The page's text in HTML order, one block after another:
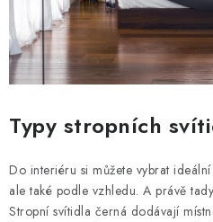
Typy stropních
Do interiéru si můžete vybrat
ale také podle vzhledu. A právě
Stropní svítidla černá dodávají